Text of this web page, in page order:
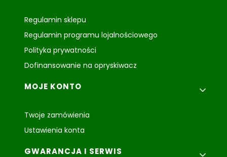
Regulamin sklepu
Regulamin programu lojalnościowego
Polityka prywatności
Dofinansowanie na opryskiwacz
MOJE KONTO
Twoje zamówienia
Ustawienia konta
GWARANCJA I SERWIS